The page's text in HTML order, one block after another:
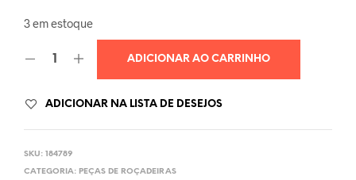
3 em estoque
ADICIONAR AO CARRINHO
ADICIONAR NA LISTA DE DESEJOS
SKU: 184789
CATEGORIA: PEÇAS DE ROÇADEIRAS